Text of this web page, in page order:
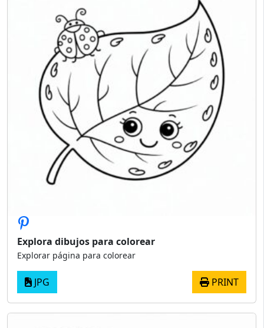
Explora dibujos para colorear
Explorar página para colorear
JPG PRINT